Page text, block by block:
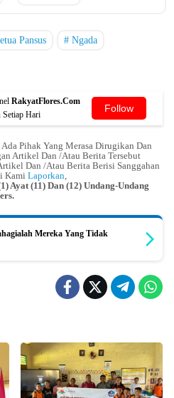
Pansus Ngada
RakyatFlores.Com
Setiap Hari
Follow
Pihak Yang Merasa Dirugikan Dan
Artikel Dan /Atau Berita Tersebut
Dan /Atau Berita Berisi Sanggahan
Kami Laporkan
Ayat (11) Dan (12) Undang-Undang
Mereka Yang Tidak